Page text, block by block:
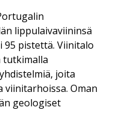
lippulaivaviininsä
pistettä. Viinitalo
tutkimalla
joita
viinitarhoissa. Oman
geologiset